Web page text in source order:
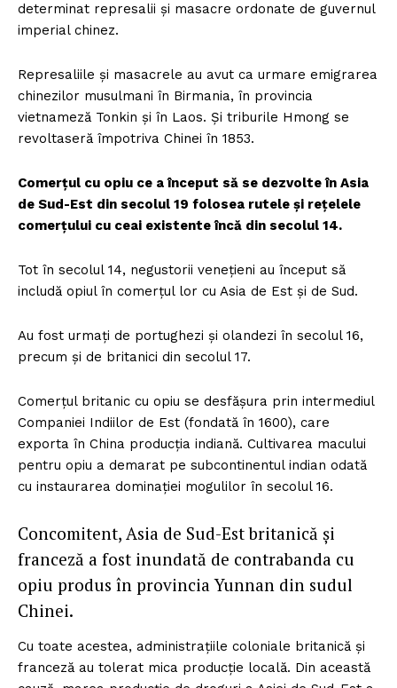
determinat represalii şi masacre ordonate de guvernul
imperial chinez.
Represaliile şi masacrele au avut ca urmare emigrarea
chinezilor musulmani în Birmania, în provincia
vietnameză Tonkin şi în Laos. Şi triburile Hmong se
revoltaseră împotriva Chinei în 1853.
Comerţul cu opiu ce a început să se dezvolte în Asia
de Sud-Est din secolul 19 folosea rutele şi reţelele
comerţului cu ceai existente încă din secolul 14.
Tot în secolul 14, negustorii veneţieni au început să
includă opiul în comerţul lor cu Asia de Est şi de Sud.
Au fost urmaţi de portughezi şi olandezi în secolul 16,
precum şi de britanici din secolul 17.
Comerţul britanic cu opiu se desfăşura prin intermediul
Companiei Indiilor de Est (fondată în 1600), care
exporta în China producţia indiană. Cultivarea macului
pentru opiu a demarat pe subcontinentul indian odată
cu instaurarea dominaţiei mogulilor în secolul 16.
Concomitent, Asia de Sud-Est britanică şi
franceză a fost inundată de contrabanda cu
opiu produs în provincia Yunnan din sudul
Chinei.
Cu toate acestea, administraţiile coloniale britanică şi
franceză au tolerat mica producţie locală. Din această